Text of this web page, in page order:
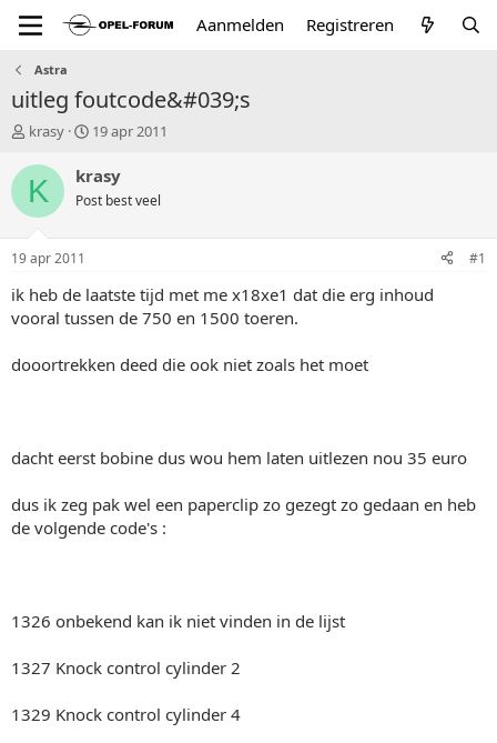
Aanmelden Registreren
Astra
uitleg foutcode&#039;s
T
p
a
r
e
krasy
S
a
t
u
19 apr 2011
K krasy
Post best veel
19 apr 2011 #1
ik heb de laatste tijd met me x18xe1 dat die erg inhoud
vooral tussen de 750 en 1500 toeren.
dooortrekken deed die ook niet zoals het moet
dacht eerst bobine dus wou hem laten uitlezen nou 35 euro
dus ik zeg pak wel een paperclip zo gezegt zo gedaan en heb
de volgende code's :
1326 onbekend kan ik niet vinden in de lijst
1327 Knock control cylinder 2
1329 Knock control cylinder 4